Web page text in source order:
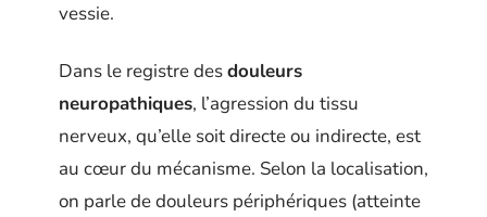
vessie.
Dans le registre desdouleurs
neuropathiques, l’agression du tissu
nerveux, qu’elle soit directe ou indirecte, est
au cœur du mécanisme. Selon la localisation,
on parle de douleurs périphériques (atteinte